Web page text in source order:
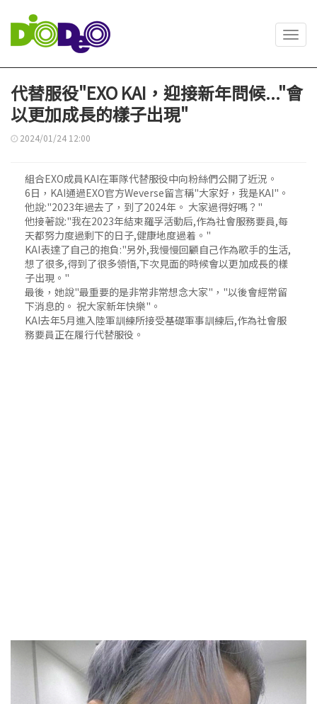
代替服役"EXO KAI，迎接新年問候..."會
以更加成長的樣子出現"
2024/01/24 12:00
組合EXO成員KAI在軍隊代替服役中向粉絲們公開了近況。
6日，KAI通過EXO官方Weverse留言稱"大家好，我是KAI"。
他說:"2023年過去了，到了2024年。 大家過得好嗎？"
他接著說:"我在2023年結束羅孚活動后,作為社會服務要員,每
天都努力度過剩下的日子,健康地度過着。"
KAI表達了自己的抱負:"另外,我慢慢回顧自己作為歌手的生活,
想了很多,得到了很多領悟,下次見面的時候會以更加成長的樣
子出現。"
最後，她說"最重要的是非常非常想念大家"，"以後會經常留
下消息的。 祝大家新年快樂"。
KAI去年5月進入陸軍訓練所接受基礎軍事訓練后,作為社會服
務要員正在履行代替服役。